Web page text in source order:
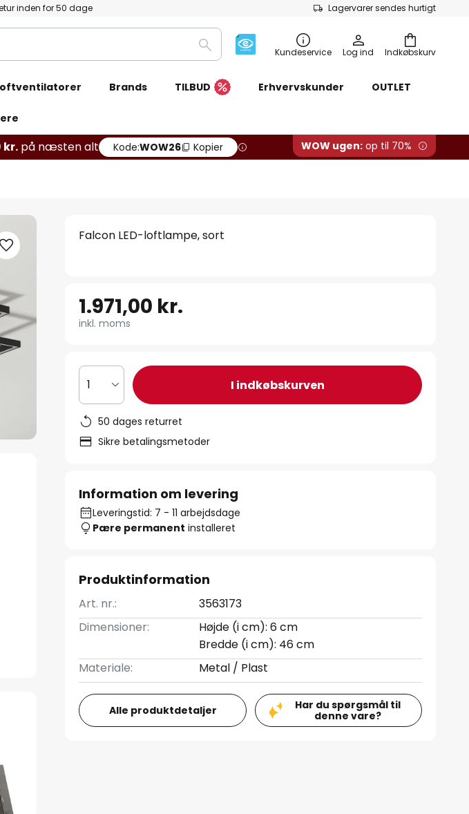
inden for 50 dage Lagervarer sendes hurtigt
Indkøbskurv
Søg Kundeservice Log ind
Brands TILBUD Erhvervskunder OUTLET
kr. på næsten alt Kode:WOW26 Kopier WOW ugen: op til 70%
Falcon LED-loftlampe, sort
1.971,00 kr.
inkl. moms
1 I indkøbskurven
50 dages returret
Sikre betalingsmetoder
Information om levering
Leveringstid: 7 - 11 arbejdsdage
Pære permanent installeret
Produktinformation
Art. nr.:
3563173
Dimensioner:
Højde (i cm): 6 cm
Bredde (i cm): 46 cm
Materiale:
Metal / Plast
Alle produktdetaljer
Har du spørgsmål til
denne vare?